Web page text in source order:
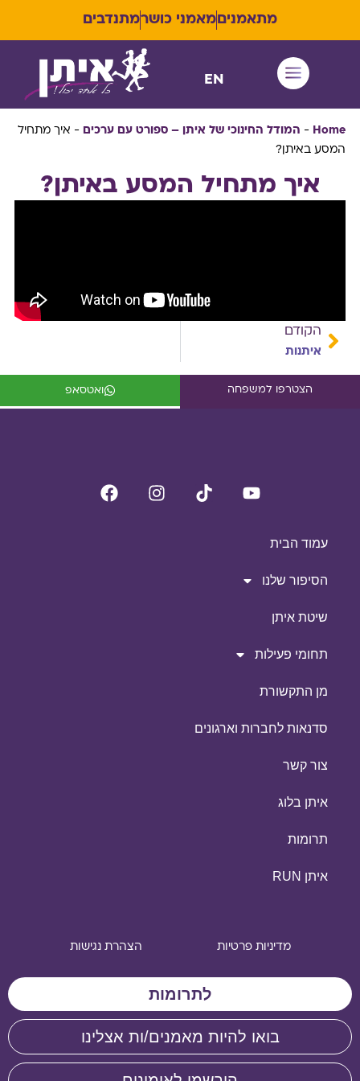
מתאמנים מאמני כושרמתנדבים
EN
Home
- המודל החינוכי של איתן – ספורט עם ערכים - איך מתחיל
המסע באיתן?
איך מתחיל המסע באיתן?
הקודם
איתנות
הצטרפו למשפחה ואטסאפ
עמוד הבית
הסיפור שלנו
שיטת איתן
תחומי פעילות
מן התקשורת
סדנאות לחברות וארגונים
צור קשר
איתן בלוג
תרומות
איתן RUN
מדיניות פרטיות הצהרת נגישות
לתרומות
בואו להיות מאמנים/ות אצלינו